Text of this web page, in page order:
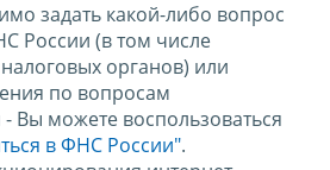
задать какой-либо вопрос
России (в том числе
органов) или
по вопросам
Вы можете воспользоваться
в ФНС России".